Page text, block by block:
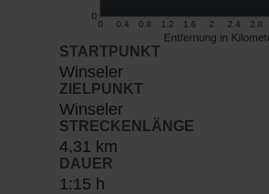
STARTPUNKT
Winseler
ZIELPUNKT
Winseler
STRECKENLÄNGE
4,31 km
DAUER
1:15 h